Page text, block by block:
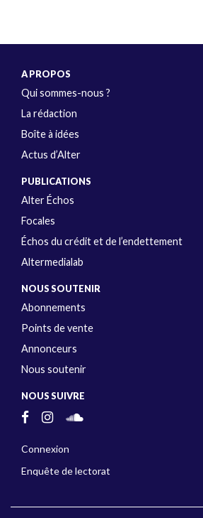
A PROPOS
Qui sommes-nous ?
La rédaction
Boîte à idées
Actus d’Alter
PUBLICATIONS
Alter Échos
Focales
Échos du crédit et de l’endettement
Altermedialab
NOUS SOUTENIR
Abonnements
Points de vente
Annonceurs
Nous soutenir
NOUS SUIVRE
Connexion
Enquête de lectorat